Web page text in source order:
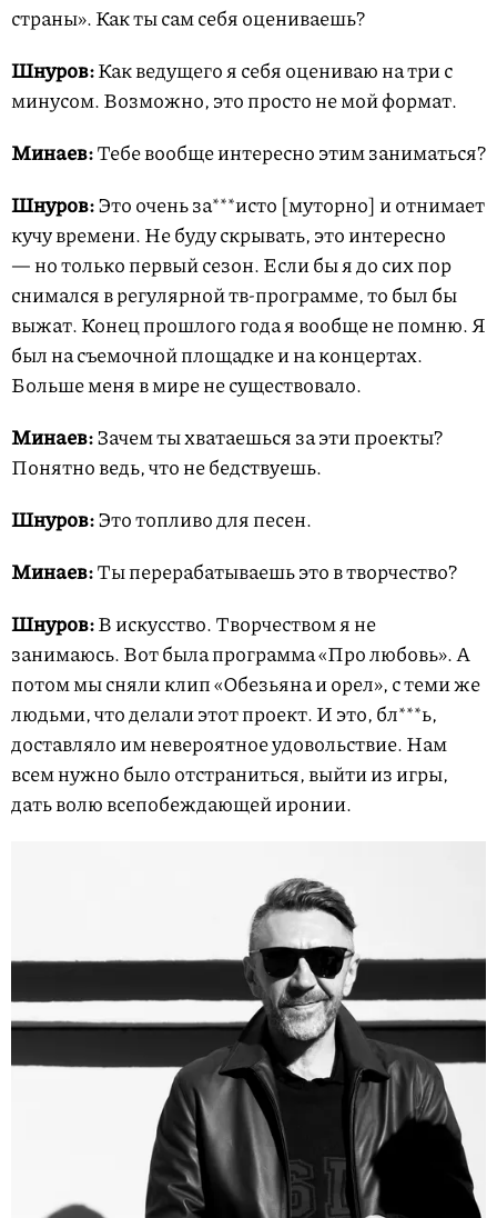
страны». Как ты сам себя оцениваешь?
Шнуров:Как ведущего я себя оцениваю на три с
минусом. Возможно, это просто не мой формат.
Минаев:Тебе вообще интересно этим заниматься?
Шнуров:Это очень за***исто [муторно] и отнимает
кучу времени. Не буду скрывать, это интересно
— но только первый сезон. Если бы я до сих пор
снимался в регулярной тв-программе, то был бы
выжат. Конец прошлого года я вообще не помню. Я
был на съемочной площадке и на концертах.
Больше меня в мире не существовало.
Минаев:Зачем ты хватаешься за эти проекты?
Понятно ведь, что не бедствуешь.
Шнуров:Это топливо для песен.
Минаев:Ты перерабатываешь это в творчество?
Шнуров:В искусство. Творчеством я не
занимаюсь. Вот была программа «Про любовь». А
потом мы сняли клип «Обезьяна и орел», с теми же
людьми, что делали этот проект. И это, бл***ь,
доставляло им невероятное удовольствие. Нам
всем нужно было отстраниться, выйти из игры,
дать волю всепобеждающей иронии.